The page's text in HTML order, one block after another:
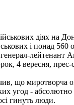
діях на
і понад
лейтенант
4 вересня,
що миротворча
угод - абсолютно
гинуть люди.